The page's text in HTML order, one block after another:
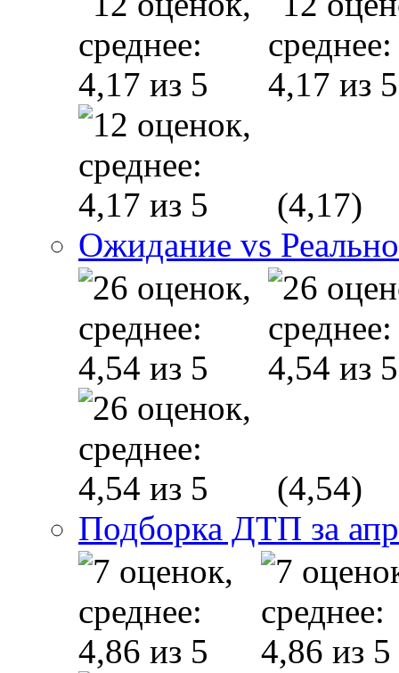
(4,17)
Ожидание vs
(4,54)
Подборка ДТП за